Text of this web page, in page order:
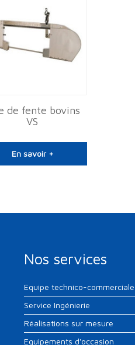
de fente bovins
VS
En savoir +
Nos services
Equipe technico-commerciale
Service Ingénierie
Réalisations sur mesure
Equipements d'occasion